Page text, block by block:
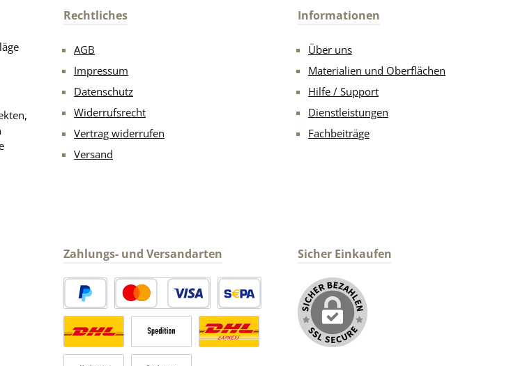
Rechtliches
AGB
Impressum
Datenschutz
Widerrufsrecht
Vertrag widerrufen
Versand
Informationen
Über uns
Materialien und Oberflächen
Hilfe / Support
Dienstleistungen
Fachbeiträge
Zahlungs- und Versandarten
PayPal Kredit- oder DebitkarteSEPA Lastschrift
Versandkosten Deutschland normaler Versand Deutsche Post
Sperrgut
Sicher Einkaufen